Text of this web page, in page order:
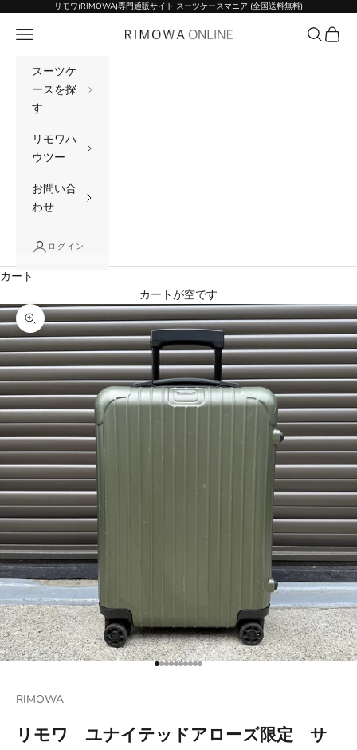
コンテンツへスキップリモワ(RIMOWA)専門通販サイト スーツケースマニア (全国送料無料)
リモワ(RIMOWA)専門通販サイト スーツケー
メニュー 検索カート
スーツケ
ースを探
す
リモワハ
ウツー
お問い合
わせ
ログイン
カート
カートが空です
ズームイン
項目に移動する 1
項目に移動する 2
項目に移動する 3
項目に移動する 4
項目に移動する 5
項目に移動する 6
項目に移動する 7
項目に移動する 8
項目に移動する 9
項目に移動する 10
RIMOWA
リモワ ユナイテッドアローズ限定 サ